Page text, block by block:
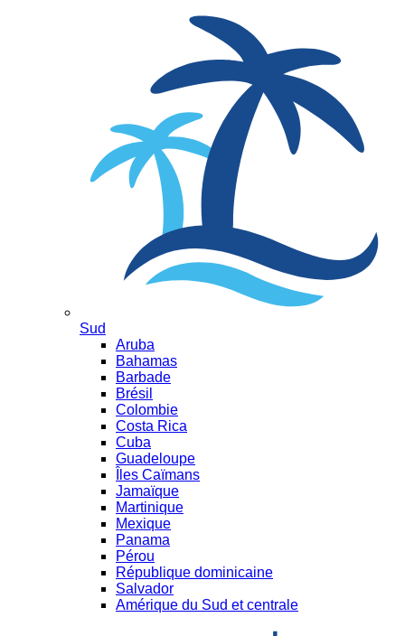
Sud
Aruba
Bahamas
Barbade
Brésil
Colombie
Costa Rica
Cuba
Guadeloupe
Îles Caïmans
Jamaïque
Martinique
Mexique
Panama
Pérou
République dominicaine
Salvador
Amérique du Sud et centrale